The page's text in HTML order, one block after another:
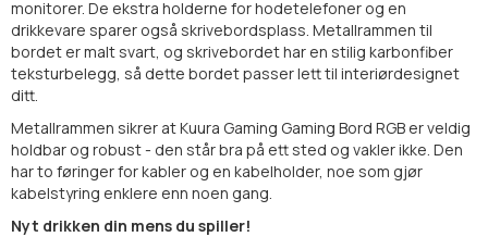
monitorer. De ekstra holderne for hodetelefoner og en
drikkevare sparer også skrivebordsplass. Metallrammen til
bordet er malt svart, og skrivebordet har en stilig karbonfiber
teksturbelegg, så dette bordet passer lett til interiørdesignet
ditt.
Metallrammen sikrer at Kuura Gaming Gaming Bord RGB er veldig
holdbar og robust - den står bra på ett sted og vakler ikke. Den
har to føringer for kabler og en kabelholder, noe som gjør
kabelstyring enklere enn noen gang.
Nyt drikken din mens du spiller!